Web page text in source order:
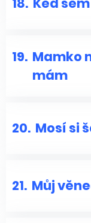
19. Mamko
mám
20. Mosí si
21. Můj